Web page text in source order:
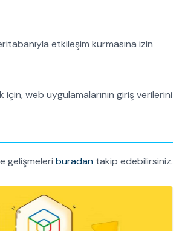
etkileşim kurmasına izin
için, web uygulamalarının giriş verilerini
gelişmeleri buradan takip edebilirsiniz.